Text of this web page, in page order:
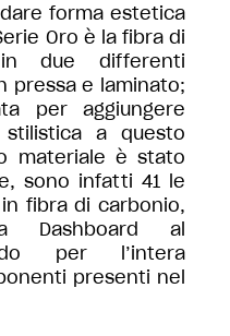
forma estetica
Oro è la fibra di
due differenti
pressa e laminato;
per aggiungere
stilistica a questo
materiale è stato
sono infatti 41 le
fibra di carbonio,
Dashboard al
per l’intera
presenti nel